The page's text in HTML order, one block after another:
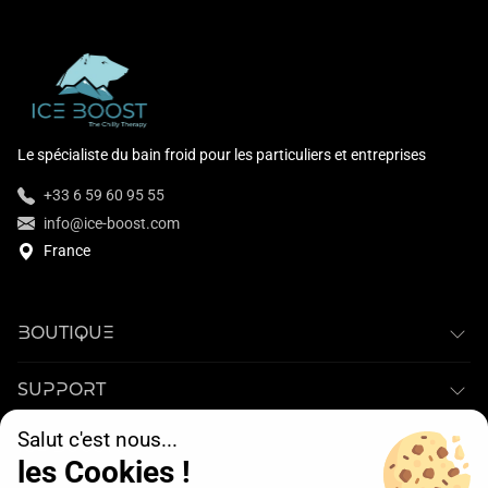
Salut c'est nous...
les Cookies !
Le spécialiste du bain froid pour les particuliers et entreprises
+33 6 59 60 95 55
info@ice-boost.com
France
BOUTIQUE
SUPPORT
ICE BOOST®